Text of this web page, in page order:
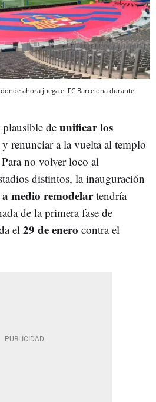
ahora juega el FC Barcelona durante
de unificar los
y renunciar a la vuelta al templo
no volver loco al
distintos, la inauguración
medio remodelartendría
de la primera fase de
el 29 de enero contra el